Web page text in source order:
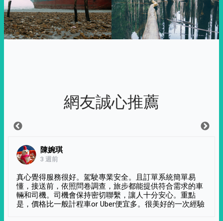
網友誠心推薦
陳婉琪
3 週前
真心覺得服務很好。駕駛專業安全。且訂單系統簡單易
懂，接送前，依照問卷調查，旅步都能提供符合需求的車
輛和司機。司機會保持密切聯繫，讓人十分安心。重點
是，價格比一般計程車or Uber便宜多。很美好的一次經驗